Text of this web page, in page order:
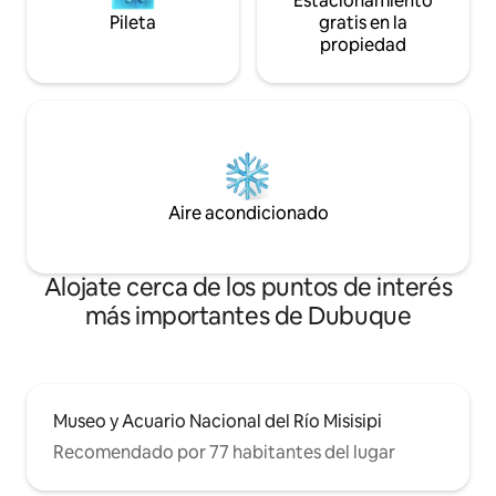
Pileta
gratis en la
propiedad
Aire acondicionado
Alojate cerca de los puntos de interés
más importantes de Dubuque
Museo y Acuario Nacional del Río Misisipi
Recomendado por 77 habitantes del lugar